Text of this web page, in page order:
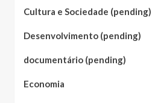
Cultura e Sociedade (pending)
Desenvolvimento (pending)
documentário (pending)
Economia